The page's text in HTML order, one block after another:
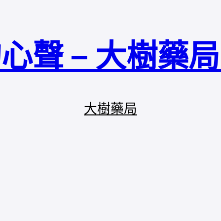
聲 – 大樹藥
大樹藥局